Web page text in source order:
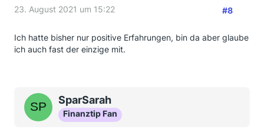
23. August 2021 um 15:22 #8
Ich hatte bisher nur positive Erfahrungen, bin da aber glaube
ich auch fast der einzige mit.
SparSarah
Finanztip Fan